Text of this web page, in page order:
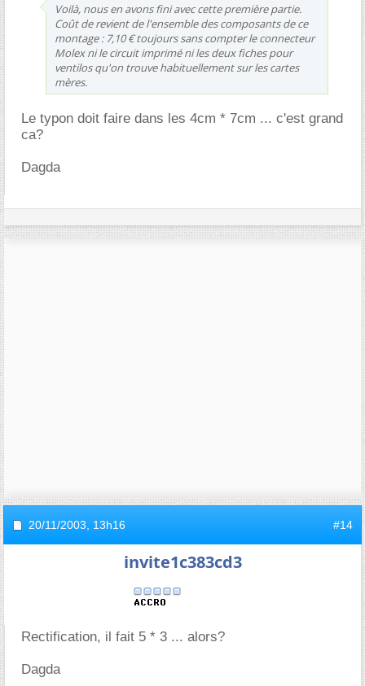
Voilà, nous en avons fini avec cette première partie.
Coût de revient de l'ensemble des composants de ce
montage : 7,10 € toujours sans compter le connecteur
Molex ni le circuit imprimé ni les deux fiches pour
ventilos qu'on trouve habituellement sur les cartes
mères.
Le typon doit faire dans les 4cm * 7cm ... c'est grand
ca?
Dagda
20/11/2003, 13h16 #14
invite1c383cd3
Rectification, il fait 5 * 3 ... alors?
Dagda